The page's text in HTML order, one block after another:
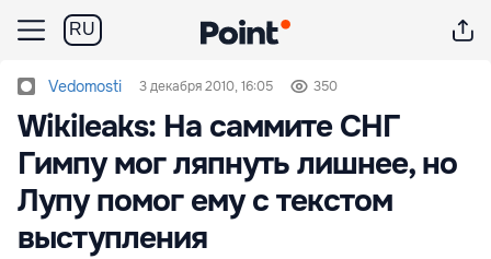
RU
Vedomosti 3 декабря 2010, 16:05 350
Wikileaks: На саммите СНГ
Гимпу мог ляпнуть лишнее, но
Лупу помог ему с текстом
выступления